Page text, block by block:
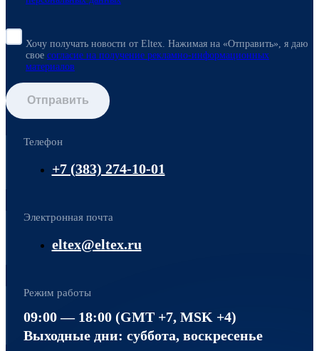
Хочу получать новости от Eltex. Нажимая на «Отправить», я даю
свое согласие на получение рекламно-информационных
материалов
Отправить
Телефон
+7 (383) 274-10-01
Электронная почта
eltex@eltex.ru
Режим работы
09:00 — 18:00 (GMT +7, MSK +4)
Выходные дни: суббота, воскресенье